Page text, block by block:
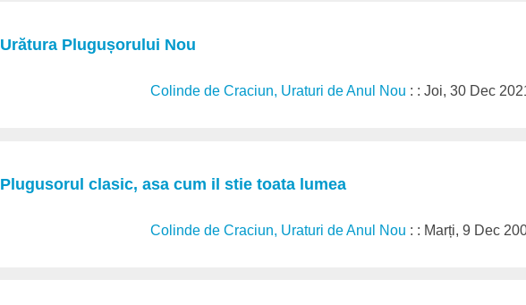
Urătura Plugușorului Nou
Colinde de Craciun, Uraturi de Anul Nou : : Joi, 30 Dec
Plugusorul clasic, asa cum il stie toata lumea
Colinde de Craciun, Uraturi de Anul Nou : : Marți, 9 Dec